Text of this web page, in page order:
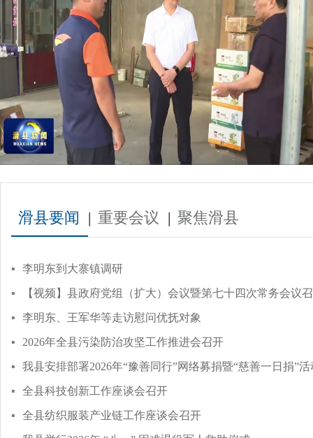
滑县要闻 | 重要会议 | 聚焦滑县
▪ 李明东到大寨镇调研
▪ 【视频】县政府党组（扩大）会议暨第七十四次常务会议
▪ 李明东、王军华等走访慰问优抚对象
▪ 2026年全县污染防治攻坚工作推进会召开
▪ 我县安排部署2026年“豫善同行”网络募捐暨“慈善一日捐”活
▪ 全县科技创新工作座谈会召开
▪ 全县纺织服装产业链工作座谈会召开